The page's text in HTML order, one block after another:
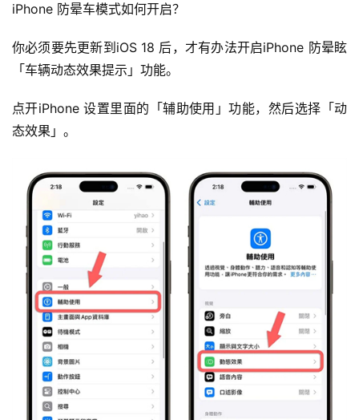
iPhone 防晕车模式如何开启？
你必须要先更新到iOS 18 后，才有办法开启iPhone 防晕眩
「车辆动态效果提示」功能。
点开iPhone 设置里面的「辅助使用」功能，然后选择「动
态效果」。